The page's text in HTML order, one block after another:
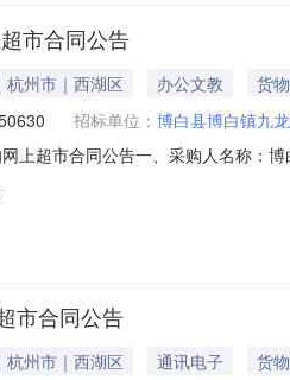
市合同公告
杭州市｜西湖区 办公文教
货物
招标单位： 博白县博白镇九
上超市合同公告一、采购人名称：
20.002204400服务要求或标的基本
市合同公告
杭州市｜西湖区 通讯电子
货物